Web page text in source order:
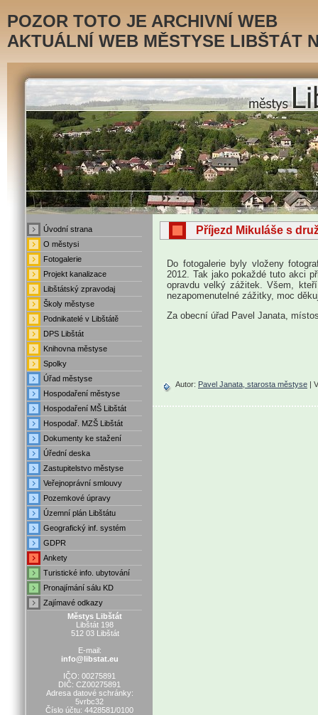
POZOR TOTO JE ARCHIVNÍ WEB
AKTUÁLNÍ WEB MĚSTYSE LIBŠTÁT
Úvodní strana
O městysi
Fotogalerie
Projekt kanalizace
Libštátský zpravodaj
Školy městyse
Podnikatelé v Libštátě
DPS Libštát
Knihovna městyse
Spolky
Úřad městyse
Hospodaření městyse
Hospodaření MŠ Libštát
Hospodař. MZŠ Libštát
Dokumenty ke stažení
Úřední deska
Zastupitelstvo městyse
Veřejnoprávní smlouvy
Pozemkové úpravy
Územní plán Libštátu
Geografický inf. systém
GDPR
Ankety
Turistické info. ubytování
Pronajímání sálu KD
Zajímavé odkazy
Městys Libštát
Libštát 198
512 03 Libštát
E-mail:
info@libstat.eu
IČO: 00275891
DIČ: CZ00275891
Adresa datové schránky:
5vrbc32
Číslo účtu: 4428581/0100
Příjezd Mikuláše s
Do fotogalerie byly vloženy
2012. Tak jako pokaždé tuto akci
opravdu velký zážitek. Všem,
nezapomenutelné zážitky, moc
Za obecní úřad Pavel Janata,
Autor: Pavel Janata, starosta městyse |